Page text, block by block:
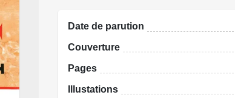
Date de parution
Couverture
Pages
Illustations